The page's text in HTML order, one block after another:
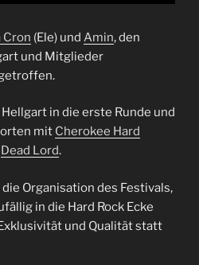
Cron (Ele) und Amin, den
und Mitglieder
in die erste Runde und
mit Cherokee Hard
Dead Lord.
Organisation des Festivals,
in die Hard Rock Ecke
und Qualität statt